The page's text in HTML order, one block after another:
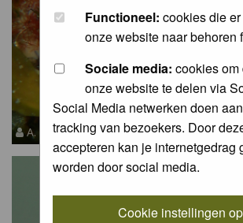
Functioneel: cookies die
onze website naar behoren
Sociale media: cookies
onze website te delen via
Social Media netwerken doen
tracking van bezoekers. Door
accepteren kan je internetgedrag
worden door social media.
Cookie instellingen
A. Soeting | Paarse Kokerworm 51